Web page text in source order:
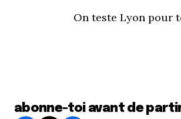
On teste Lyon pour
abonne-toi avant de